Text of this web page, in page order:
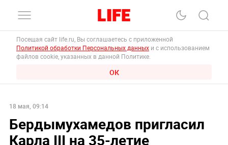
Посещая сайт life.ru, Вы соглашаетесь с приложенной
Политикой обработки Персональных данных и с использованием
файлов cookie, указанных в данной Политике.
ОК
18 мая, 09:14
Бердымухамедов пригласил
Карла III на 35-летие